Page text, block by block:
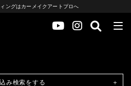
ングはカーメイクアートプロへ
み検索をする